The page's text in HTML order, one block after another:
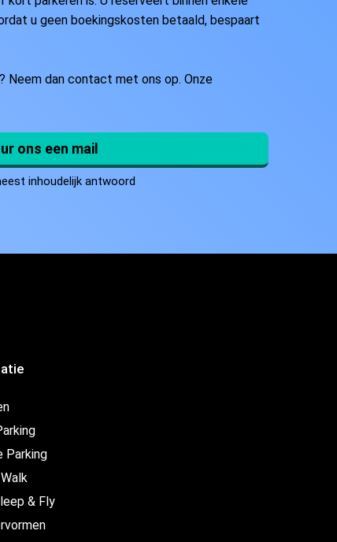
u geen boekingskosten betaald, bespaart
Neem dan contact met ons op. Onze
ons een mail
inhoudelijk antwoord
Parking
& Fly